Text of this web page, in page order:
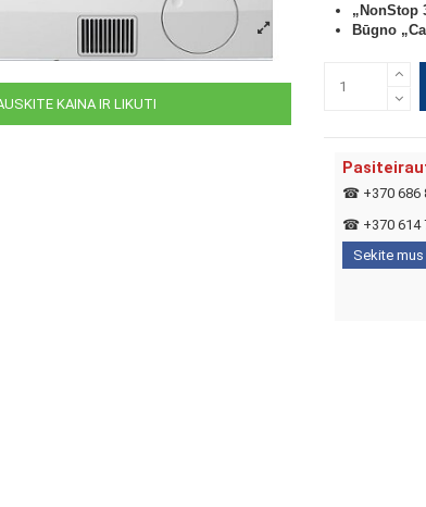
KAINA IR LIKUTI
„NonStop
Būgno
☎ +370 686
☎ +370 614
Sekite